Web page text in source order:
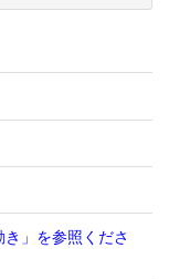
」を参照くださ